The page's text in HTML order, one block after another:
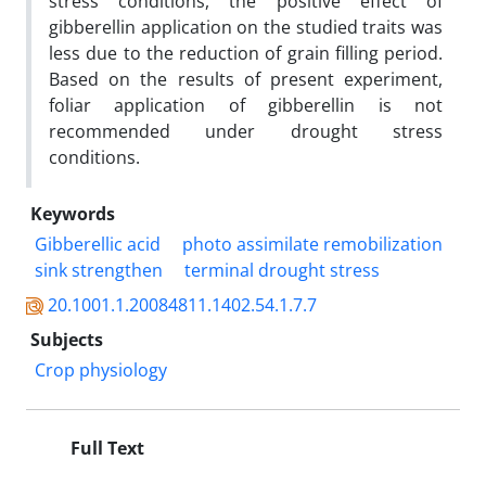
gibberellin application on the studied traits was
less due to the reduction of grain filling period.
Based on the results of present experiment,
foliar application of gibberellin is not
recommended under drought stress
conditions.
Keywords
Gibberellic acid
photo assimilate remobilization
sink strengthen
terminal drought stress
20.1001.1.20084811.1402.54.1.7.7
Subjects
Crop physiology
Full Text